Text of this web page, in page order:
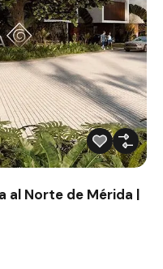
al Norte de Mérida |